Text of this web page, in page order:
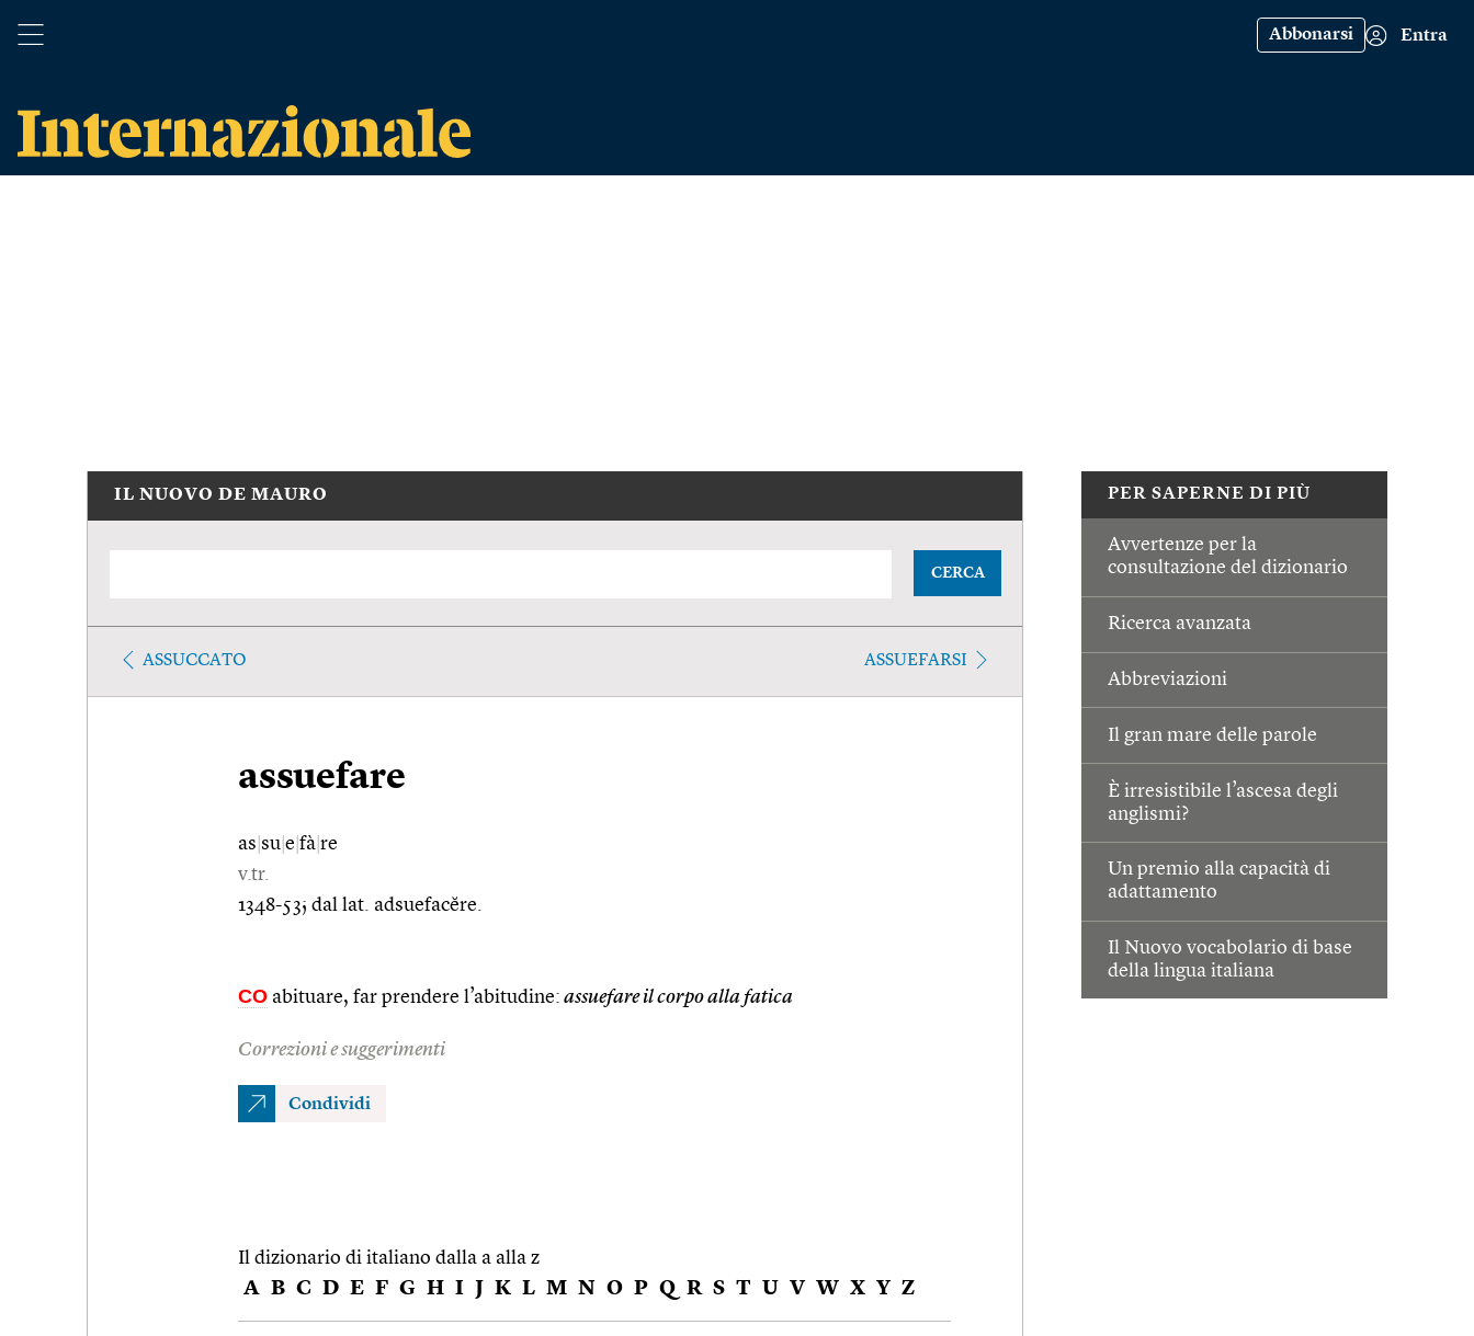
Abbonarsi Entra
PER SAPERNE DI PIÙ
Avvertenze per la
consultazione del dizionario
Ricerca avanzata
Abbreviazioni
Il gran mare delle parole
È irresistibile l’ascesa degli
anglismi?
Un premio alla capacità di
adattamento
Il Nuovo vocabolario di base
della lingua italiana
IL NUOVO DE MAURO
CERCA
ASSUCCATO ASSUEFARSI
assuefare
as su e fà re
v.tr.
1348-53; dal lat. adsuefacĕre.
CO abituare, far prendere l’abitudine: assuefare il corpo alla fatica
Correzioni e suggerimenti
Condividi
Il dizionario di italiano dalla a alla z
A B C D E F G H I J K L M N O P Q R S T U V W X Y Z